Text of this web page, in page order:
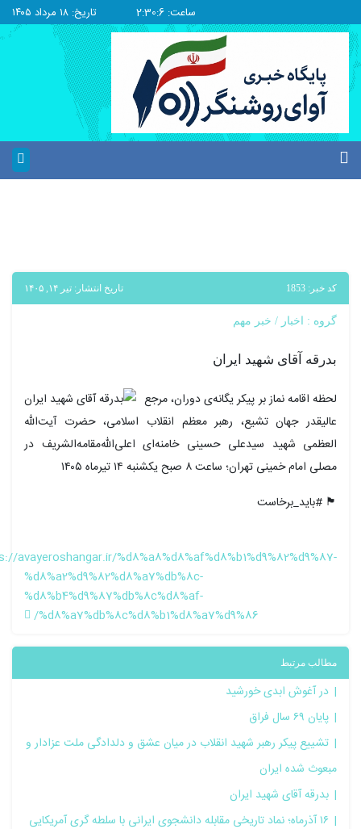
ساعت: 2:30:6 تاریخ: ۱۸ مرداد ۱۴۰۵
کد خبر: 1853 تاریخ انتشار: تیر ۱۴, ۱۴۰۵
گروه : اخبار /خبر مهم
بدرقه آقای شهید ایران
لحظه اقامه نماز بر پیکر یگانه‌ی دوران، مرجع
عالیقدر جهان تشیع، رهبر معظم انقلاب اسلامی، حضرت آیت‌الله
العظمی شهید سیدعلی حسینی خامنه‌ای اعلی‌الله‌مقامه‌الشریف در
مصلی امام خمینی تهران؛ ساعت ۸ صبح یکشنبه ۱۴ تیرماه ۱۴۰۵
🏴 #باید_برخاست
https://avayeroshangar.ir/%d8%a8%d8%af%d8%b1%d9%82%d9%87-
%d8%a2%d9%82%d8%a7%db%8c-
%d8%b4%d9%87%db%8c%d8%af-
%d8%a7%db%8c%d8%b1%d8%a7%d9%86/
مطالب مرتبط
در آغوش ابدی خورشید
پایان ۶۹ سال فراق
تشییع پیکر رهبر شهید انقلاب در میان عشق و دلدادگی ملت عزادار و
مبعوث شده ایران
بدرقه آقای شهید ایران